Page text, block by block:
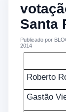
Santa
Publicado por
2014
Roberto
Gastão